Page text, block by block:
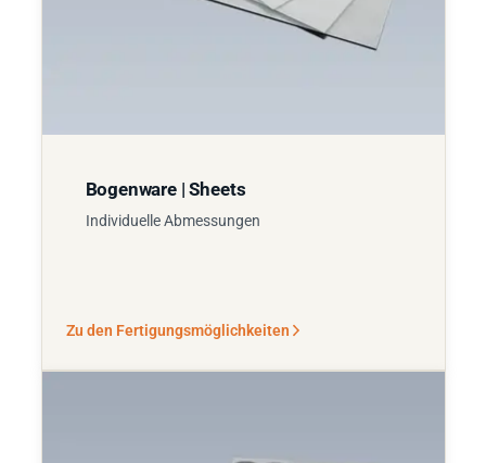
Bogenware | Sheets
Individuelle Abmessungen
Zu den Fertigungsmöglichkeiten